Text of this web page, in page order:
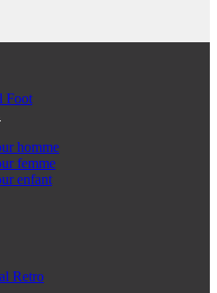
Foot
homme
femme
enfant
Retro